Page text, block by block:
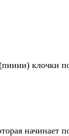
клочки
начинает